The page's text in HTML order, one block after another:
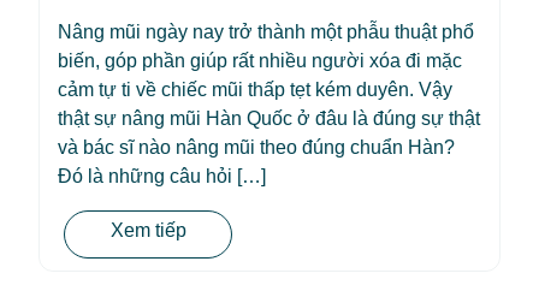
Nâng mũi ngày nay trở thành một phẫu thuật phổ
biến, góp phần giúp rất nhiều người xóa đi mặc
cảm tự ti về chiếc mũi thấp tẹt kém duyên. Vậy
thật sự nâng mũi Hàn Quốc ở đâu là đúng sự thật
và bác sĩ nào nâng mũi theo đúng chuẩn Hàn?
Đó là những câu hỏi […]
Xem tiếp